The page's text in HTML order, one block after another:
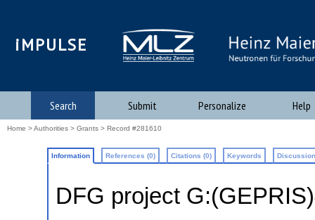
iMPULSE
Search Submit Personalize Help
Home >Authorities > Grants > Record #281610
Information References (0) Citations (0) Keywords
DFG project